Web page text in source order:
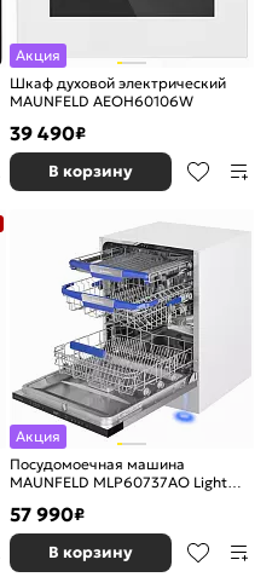
Акция
Шкаф духовой электрический
MAUNFELD AEOH60106W
39 490₽
В корзину
Акция
Посудомоечная машина
MAUNFELD MLP60737AO Light
57 990₽
В корзину